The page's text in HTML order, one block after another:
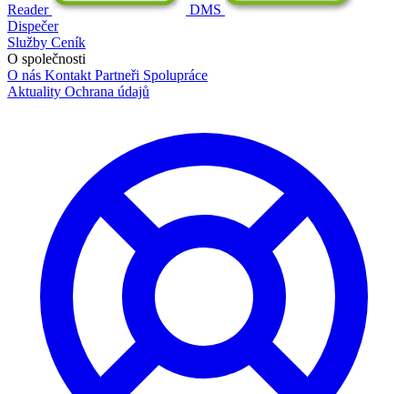
Reader
DMS
Dispečer
Služby Ceník
O společnosti
O nás Kontakt Partneři Spolupráce
Aktuality Ochrana údajů